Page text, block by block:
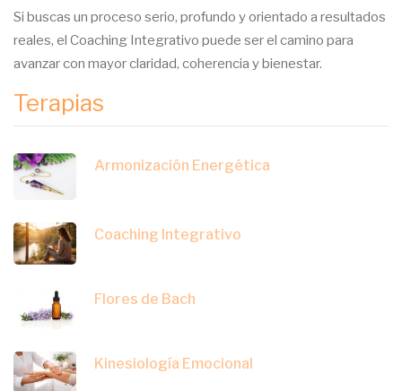
Si buscas un proceso serio, profundo y orientado a resultados
reales, el Coaching Integrativo puede ser el camino para
avanzar con mayor claridad, coherencia y bienestar.
Terapias
Armonización Energética
Coaching Integrativo
Flores de Bach
Kinesiología Emocional